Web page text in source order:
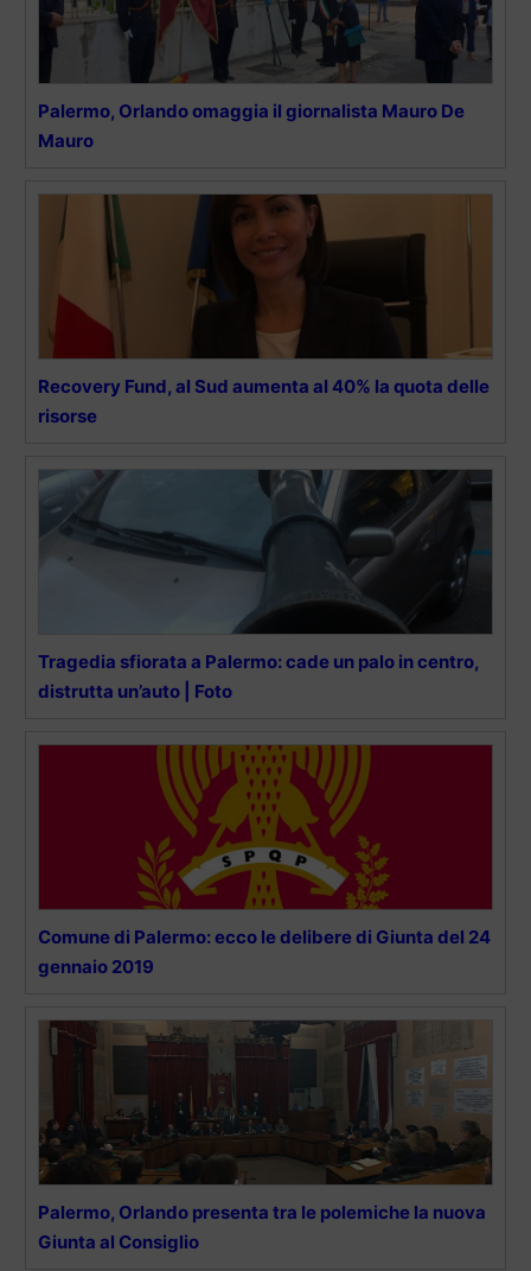
Palermo, Orlando omaggia il giornalista Mauro De
Mauro
Recovery Fund, al Sud aumenta al 40% la quota delle
risorse
Tragedia sfiorata a Palermo: cade un palo in centro,
distrutta un’auto | Foto
Comune di Palermo: ecco le delibere di Giunta del 24
gennaio 2019
Palermo, Orlando presenta tra le polemiche la nuova
Giunta al Consiglio